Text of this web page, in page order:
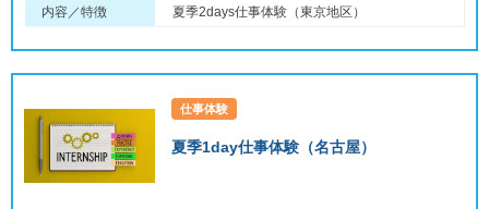
内容／特徴
夏季2days仕事体験（東京地区）
仕事体験
夏季1day仕事体験（名古屋）